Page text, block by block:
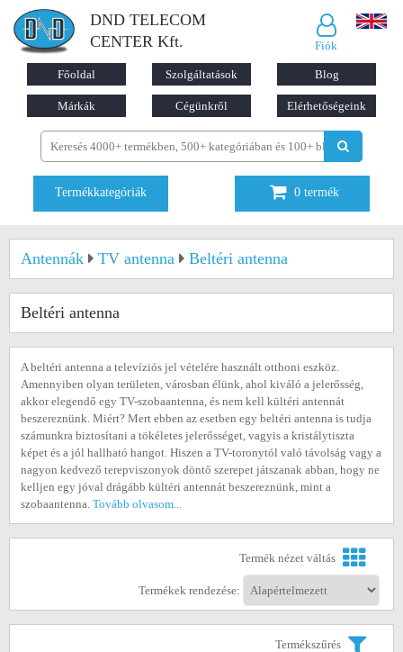
DND TELECOM
CENTER Kft.
Fiók
Főoldal Szolgáltatások Blog
Márkák Cégünkről Elérhetőségeink
Termékkategóriák 0 termék
Antennák TV antenna Beltéri antenna
Beltéri antenna
A beltéri antenna a televíziós jel vételére használt otthoni eszköz.
Amennyiben olyan területen, városban élünk, ahol kiváló a jelerősség,
akkor elegendő egy TV-szobaantenna, és nem kell kültéri antennát
beszereznünk. Miért? Mert ebben az esetben egy beltéri antenna is tudja
számunkra biztosítani a tökéletes jelerősséget, vagyis a kristálytiszta
képet és a jól hallható hangot. Hiszen a TV-toronytól való távolság vagy a
nagyon kedvező terepviszonyok döntő szerepet játszanak abban, hogy ne
kelljen egy jóval drágább kültéri antennát beszereznünk, mint a
szobaantenna. Tovább olvasom...
Termék nézet váltás
Termékek rendezése:
Termékszűrés